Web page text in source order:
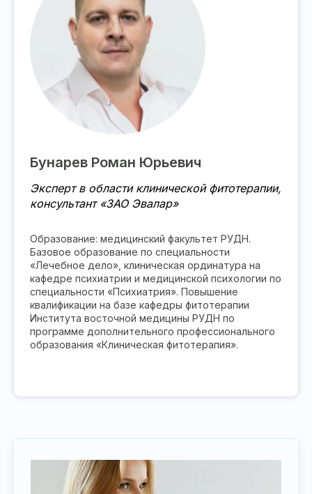
Бунарев Роман Юрьевич
Эксперт в области клинической фитотерапии,
консультант «ЗАО Эвалар»
Образование: медицинский факультет РУДН.
Базовое образование по специальности
«Лечебное дело», клиническая ординатура на
кафедре психиатрии и медицинской психологии по
специальности «Психиатрия». Повышение
квалификации на базе кафедры фитотерапии
Института восточной медицины РУДН по
программе дополнительного профессионального
образования «Клиническая фитотерапия».